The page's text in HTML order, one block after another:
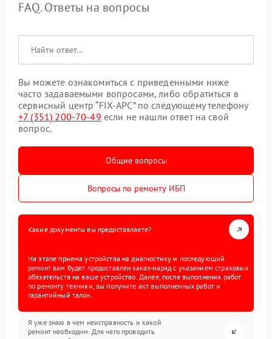
FAQ. Ответы на вопросы
Вы можете ознакомиться с приведенными ниже
часто задаваемыми вопросами, либо обратиться в
сервисный центр “FIX-APC” по следующему телефону
+7 (351) 200-70-49 если не нашли ответ на свой
вопрос.
Общие вопросы
Вопросы по ремонту ИБП
Какие документы вы предоставляете?
На этапе приема устройства на диагностику и последующий
ремонт вам будет предоставлен заказ-наряд с указанием страховых
обязательств на ваше устройство. Далее, после выполнения работ
по ремонту техники, вы получите акт выполненных работ и
гарантийный талон.
Я уже знаю в чем неисправность и какой
ремонт необходим. Для чего проводить